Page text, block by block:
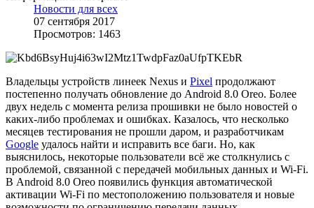
Новости для всех
07 сентября 2017
Просмотров: 1463
Владельцы устройств линеек Nexus и Pixel продолжают
постепенно получать обновление до Android 8.0 Oreo. Более
двух недель с момента релиза прошивки не было новостей о
каких-либо проблемах и ошибках. Казалось, что несколько
месяцев тестирования не прошли даром, и разработчикам
Google удалось найти и исправить все баги. Но, как
выяснилось, некоторые пользователи всё же столкнулись с
проблемой, связанной с передачей мобильных данных и Wi-Fi.
В Android 8.0 Oreo появились функция автоматической
активации Wi-Fi по местоположению пользователя и новые